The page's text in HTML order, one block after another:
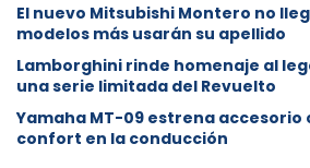
⁠El nuevo Mitsubishi Montero no
modelos más usarán su apellido
Lamborghini rinde homenaje al
una serie limitada del Revuelto
Yamaha MT-09 estrena accesorio
confort en la conducción